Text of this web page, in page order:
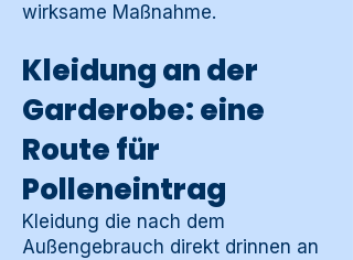
wirksame Maßnahme.
Kleidung an der
Garderobe: eine
Route für
Polleneintrag
Kleidung die nach dem
Außengebrauch direkt drinnen an